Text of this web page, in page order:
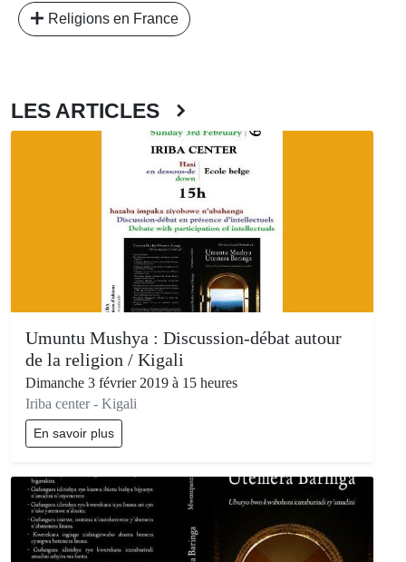
Religions en France
LES ARTICLES
Umuntu Mushya : Discussion-débat autour
de la religion / Kigali
Dimanche 3 février 2019 à 15 heures
Iriba center - Kigali
En savoir plus